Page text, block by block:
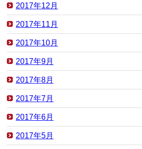
2017年12月
2017年11月
2017年10月
2017年9月
2017年8月
2017年7月
2017年6月
2017年5月